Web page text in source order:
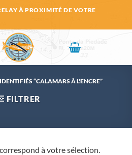
À PROXIMITÉ DE VOTRE
“CALAMARS À L'ENCRE”
FILTRER
à votre sélection.